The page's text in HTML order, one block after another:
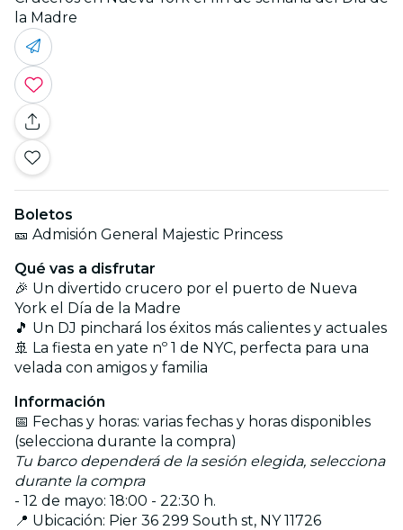
la Madre
Boletos
🎫 Admisión General Majestic Princess
Qué vas a disfrutar
🎉 Un divertido crucero por el puerto de Nueva
York el Día de la Madre
🎵 Un DJ pinchará los éxitos más calientes y actuales
🚢 La fiesta en yate nº 1 de NYC, perfecta para una
velada con amigos y familia
Información
📅 Fechas y horas: varias fechas y horas disponibles
(selecciona durante la compra)
Tu barco dependerá de la sesión elegida, selecciona
durante la compra
- 12 de mayo: 18:00 - 22:30 h.
📍 Ubicación: Pier 36 299 South st, NY 11726